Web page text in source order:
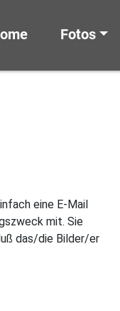
Fotos
eine E-Mail
mit. Sie
das/die Bilder/er